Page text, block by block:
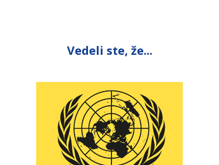
Vedeli ste, že...